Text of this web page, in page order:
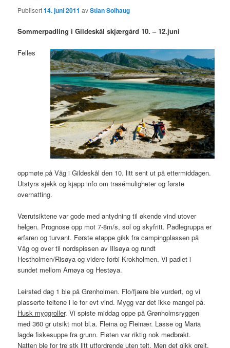
Publisert14. juni 2011 avStian Solhaug
Sommerpadling i Gildeskål skjærgård 10. – 12.juni
Felles
oppmøte på Våg i Gildeskål den 10. litt sent ut på ettermiddagen.
Utstyrs sjekk og kjapp info om trasémuligheter og første
overnatting.
Værutsiktene var gode med antydning til økende vind utover
helgen. Prognose opp mot 7-8m/s, sol og skyfritt. Padlegruppa er
erfaren og turvant. Første etappe gikk fra campingplassen på
Våg og over til nordspissen av Illsøya og rundt
Hestholmen/Risøya og videre forbi Krokholmen. Vi padlet i
sundet mellom Arnøya og Hestøya.
Leirsted dag 1 ble på Grønholmen. Flo/fjære ble vurdert, og vi
plasserte teltene i le for evt vind. Mygg var det ikke mangel på.
Husk myggroller. Vi spiste middag oppe på Grønholmsryggen
med 360 gr utsikt mot bl.a. Fleina og Fleinær. Lasse og Maria
lagde fiskesuppe fra grunn. Fløten var riktig nok medbrakt.
Natten ble for tre stk litt utfordrende uten telt. Men det gikk greit.